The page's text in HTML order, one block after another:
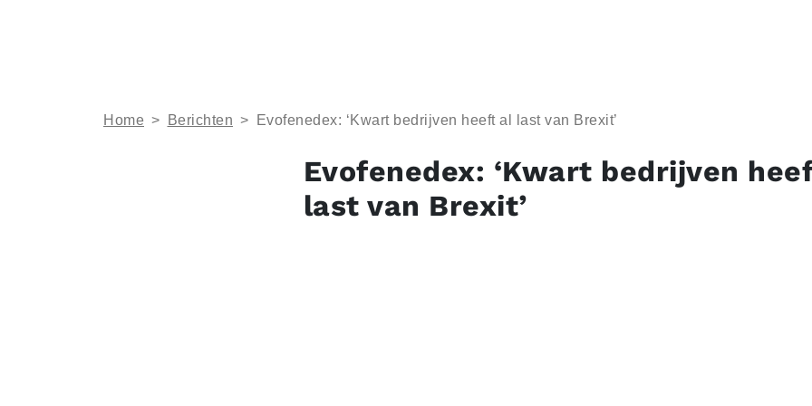
Home > Berichten > Evofenedex: ‘Kwart bedrijven heeft al last van Brexit’
Evofenedex: ‘Kwart bedrijven
last van Brexit’